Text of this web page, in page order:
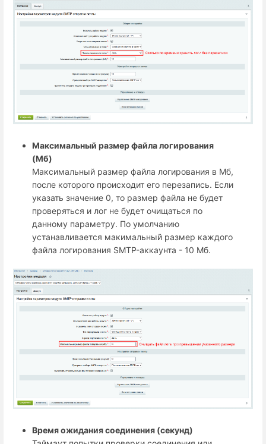
Максимальный размер файла логирования
(Мб)
Максимальный размер файла логирования в Мб,
после которого происходит его перезапись. Если
указать значение 0, то размер файла не будет
проверяться и лог не будет очищаться по
данному параметру. По умолчанию
устанавливается макимальный размер каждого
файла логирования SMTP-аккаунта - 10 Мб.
Время ожидания соединения (секунд)